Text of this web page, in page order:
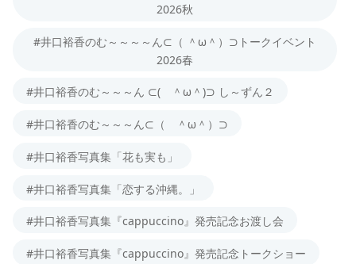
2026秋
#井口裕香のむ～～～～ん⊂（ ＾ω＾）⊃トークイベント
2026春
#井口裕香のむ～～～ん ⊂( ＾ω＾)⊃ し～ずん２
#井口裕香のむ～～～ん⊂（ ＾ω＾）⊃
#井口裕香写真集「花も実も」
#井口裕香写真集「恋する沖縄。」
#井口裕香写真集『cappuccino』発売記念お渡し会
#井口裕香写真集『cappuccino』発売記念トークショー